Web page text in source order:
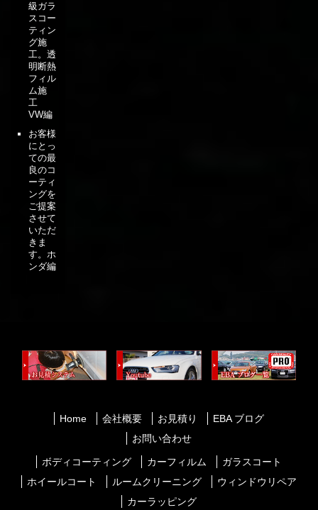
級ガラ
スコー
ティン
グ施
工。透
明断熱
フィル
ム施
工
VW編
お客様
にとっ
ての最
良のコ
ーティ
ングを
ご提案
させて
いただ
きま
す。ホ
ンダ編
Home 会社概要 お見積り
EBA ブログ
お問い合わせ
ボディコーティング カーフィルム
ガラスコート
ホイールコート
ルームクリーニング
ウィンドウリペア
カーラッピング